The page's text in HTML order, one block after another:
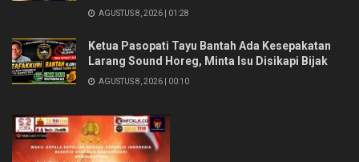
AGUSTUS 8, 2026 | 01:28
Ketua Pasopati Tayu Bantah Ada Kesepakatan
Larang Sound Horeg, Minta Isu Disikapi Bijak
AGUSTUS 8, 2026 | 00:10